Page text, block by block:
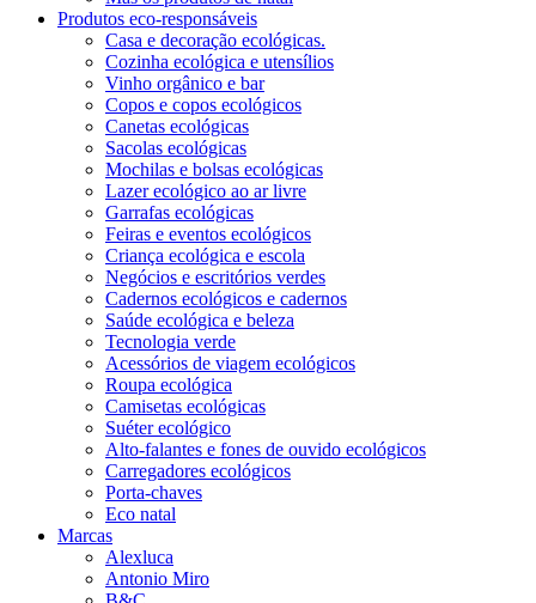
Produtos eco-responsáveis
Casa e decoração ecológicas.
Cozinha ecológica e utensílios
Vinho orgânico e bar
Copos e copos ecológicos
Canetas ecológicas
Sacolas ecológicas
Mochilas e bolsas ecológicas
Lazer ecológico ao ar livre
Garrafas ecológicas
Feiras e eventos ecológicos
Criança ecológica e escola
Negócios e escritórios verdes
Cadernos ecológicos e cadernos
Saúde ecológica e beleza
Tecnologia verde
Acessórios de viagem ecológicos
Roupa ecológica
Camisetas ecológicas
Suéter ecológico
Alto-falantes e fones de ouvido ecológicos
Carregadores ecológicos
Porta-chaves
Eco natal
Marcas
Alexluca
Antonio Miro